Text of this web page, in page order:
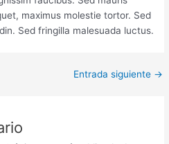
maximus molestie tortor. Sed
Sed fringilla malesuada luctus.
Entrada siguiente →